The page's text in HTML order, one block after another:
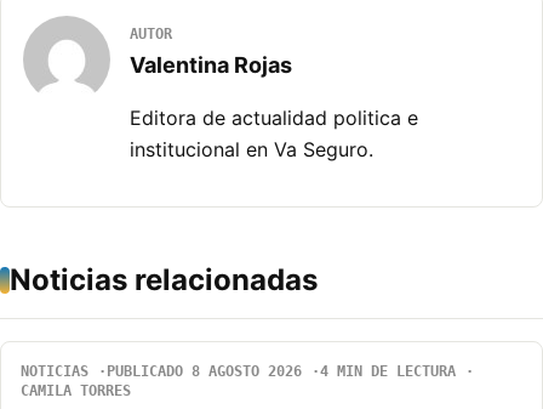
AUTOR
Valentina Rojas
Editora de actualidad politica e
institucional en Va Seguro.
Noticias relacionadas
NOTICIAS PUBLICADO 8 AGOSTO 2026
4 MIN DE LECTURA
CAMILA TORRES